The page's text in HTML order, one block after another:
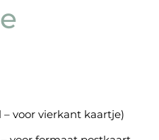
– voor vierkant kaartje)